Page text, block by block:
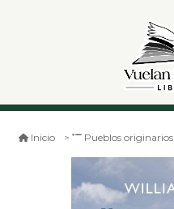
Inicio Pueblos originarios